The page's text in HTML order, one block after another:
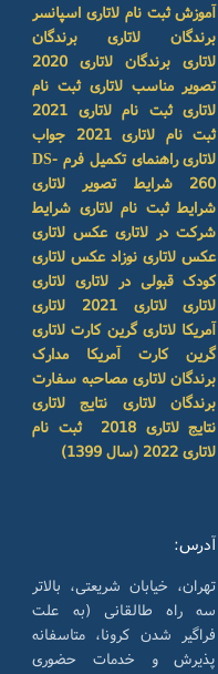
آموزش ثبت نام لاتاری اسپانسر
برندگان لاتاری
برندگان
لاتاری برندگان لاتاری 2020
تصویر مناسب لاتاری ثبت نام
لاتاری ثبت نام لاتاری 2021
ثبت نام لاتاری 2021
جواب
لاتاری
راهنمای تکمیل فرم DS-
260
شرایط تصویر لاتاری
شرایط ثبت نام لاتاری شرایط
شرکت در لاتاری عکس لاتاری
عکس لاتاری نوزاد عکس لاتاری
کودک قبولی در لاتاری لاتاری
لاتاریلاتاری 2021
لاتاری
آمریکا لاتاری گرین کارت لاتاری
گرین کارت آمریکا
مدارک
برندگان لاتاری مصاحبه سفارت
برندگان لاتاری
نتایج لاتاری
نتایج لاتاری 2018
ثبت نام
لاتاری 2022 (سال 1399)
آدرس:
تهران، خیابان شریعتی، بالاتر
سه راه طالقانی (به علت
فراگیر شدن کرونا، متاسفانه
پذیرش و خدمات حضوری